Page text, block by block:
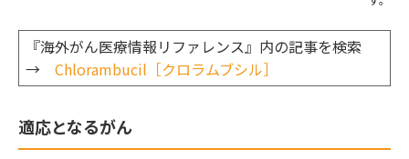
『海外がん医療情報リファレンス』内の記事を検索
→ Chlorambucil［クロラムブシル］
適応となるがん